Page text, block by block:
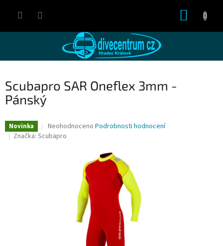
Scubapro SAR Oneflex 3mm -
Pánský
Novinka
Průměrné
hodnocení
hvězdiček.
Neohodnoceno Podrobnosti hodnocení
Značka: Scubapro